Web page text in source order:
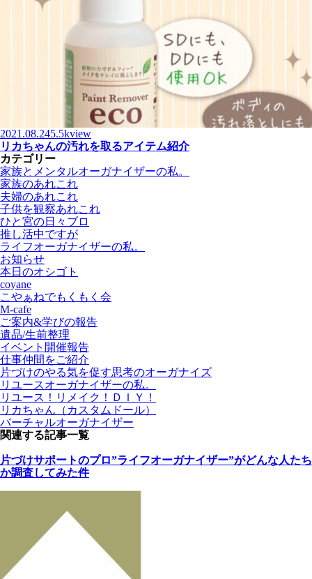
2021.08.245.5kview
リカちゃんの汚れを取るアイテム紹介
カテゴリー
家族とメンタルオーガナイザーの私。
家族のあれこれ
夫婦のあれこれ
子供を観察あれこれ
ひと宮の日々ブロ
推し活中ですが
ライフオーガナイザーの私。
お知らせ
本日のオシゴト
coyane
こやぁねでもくもく会
M-cafe
ご案内&学びの報告
遺品/生前整理
イベント開催報告
仕事仲間をご紹介
片づけのやる気を促す思考のオーガナイズ
リユースオーガナイザーの私。
リユース！リメイク！ＤＩＹ！
リカちゃん（カスタムドール）
バーチャルオーガナイザー
関連する記事一覧
片づけサポートのプロ”ライフオーガナイザー”がどんな人たち
か調査してみた件